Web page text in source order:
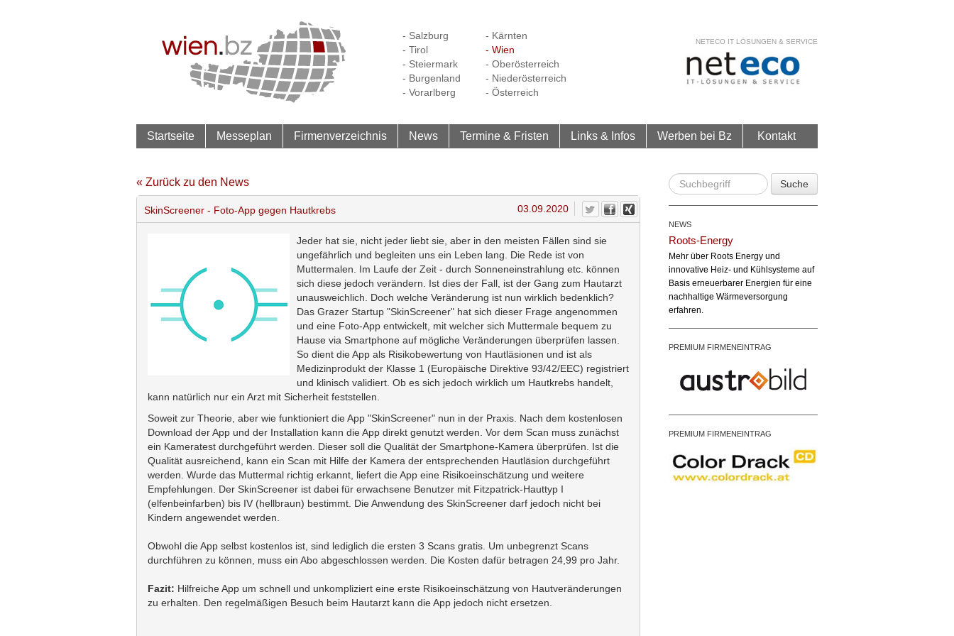
- Salzburg
- Tirol
- Steiermark
- Burgenland
- Vorarlberg
- Kärnten
- Wien
- Oberösterreich
- Niederösterreich
- Österreich
NETECO IT LÖSUNGEN & SERVICE
Startseite Messeplan Firmenverzeichnis News Termine & Fristen Links & Infos Werben bei Bz Kontakt
« Zurück zu den News
SkinScreener - Foto-App gegen Hautkrebs 03.09.2020
Jeder hat sie, nicht jeder liebt sie, aber in den meisten Fällen sind sie
ungefährlich und begleiten uns ein Leben lang. Die Rede ist von
Muttermalen. Im Laufe der Zeit - durch Sonneneinstrahlung etc. können
sich diese jedoch verändern. Ist dies der Fall, ist der Gang zum Hautarzt
unausweichlich. Doch welche Veränderung ist nun wirklich bedenklich?
Das Grazer Startup "SkinScreener" hat sich dieser Frage angenommen
und eine Foto-App entwickelt, mit welcher sich Muttermale bequem zu
Hause via Smartphone auf mögliche Veränderungen überprüfen lassen.
So dient die App als Risikobewertung von Hautläsionen und ist als
Medizinprodukt der Klasse 1 (Europäische Direktive 93/42/EEC) registriert
und klinisch validiert. Ob es sich jedoch wirklich um Hautkrebs handelt,
kann natürlich nur ein Arzt mit Sicherheit feststellen.
Soweit zur Theorie, aber wie funktioniert die App "SkinScreener" nun in der Praxis. Nach dem kostenlosen
Download der App und der Installation kann die App direkt genutzt werden. Vor dem Scan muss zunächst
ein Kameratest durchgeführt werden. Dieser soll die Qualität der Smartphone-Kamera überprüfen. Ist die
Qualität ausreichend, kann ein Scan mit Hilfe der Kamera der entsprechenden Hautläsion durchgeführt
werden. Wurde das Muttermal richtig erkannt, liefert die App eine Risikoeinschätzung und weitere
Empfehlungen. Der SkinScreener ist dabei für erwachsene Benutzer mit Fitzpatrick-Hauttyp I
(elfenbeinfarben) bis IV (hellbraun) bestimmt. Die Anwendung des SkinScreener darf jedoch nicht bei
Kindern angewendet werden.
Obwohl die App selbst kostenlos ist, sind lediglich die ersten 3 Scans gratis. Um unbegrenzt Scans
durchführen zu können, muss ein Abo abgeschlossen werden. Die Kosten dafür betragen 24,99 pro Jahr.
Fazit: Hilfreiche App um schnell und unkompliziert eine erste Risikoeinschätzung von Hautveränderungen
zu erhalten. Den regelmäßigen Besuch beim Hautarzt kann die App jedoch nicht ersetzen.
Suche
NEWS
Roots-Energy
Mehr über Roots Energy und
innovative Heiz- und Kühlsysteme auf
Basis erneuerbarer Energien für eine
nachhaltige Wärmeversorgung
erfahren.
PREMIUM FIRMENEINTRAG
PREMIUM FIRMENEINTRAG